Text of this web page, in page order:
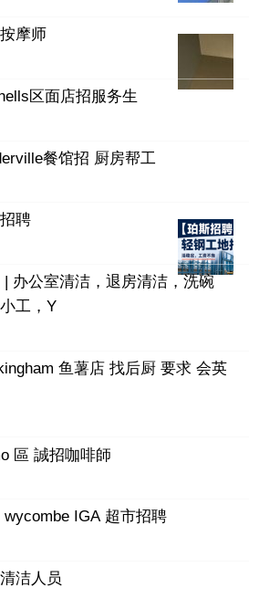
摩师
区面店招服务生
餐馆招 厨房帮工
聘
| 办公室清洁，退房清洁，洗碗
工，Y
鱼薯店 找后厨 要求 会英
區 誠招咖啡師
wycombe IGA 超市招聘
洁人员